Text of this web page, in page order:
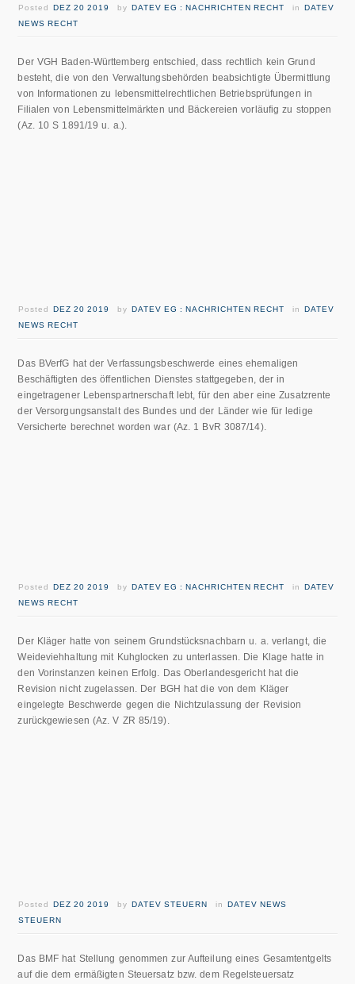
PostedDEZ 20 2019 byDATEV EG : NACHRICHTEN RECHT inDATEV
NEWS RECHT
Der VGH Baden-Württemberg entschied, dass rechtlich kein Grund
besteht, die von den Verwaltungsbehörden beabsichtigte Übermittlung
von Informationen zu lebensmittelrechtlichen Betriebsprüfungen in
Filialen von Lebensmittelmärkten und Bäckereien vorläufig zu stoppen
(Az. 10 S 1891/19 u. a.).
PostedDEZ 20 2019 byDATEV EG : NACHRICHTEN RECHT inDATEV
NEWS RECHT
Das BVerfG hat der Verfassungsbeschwerde eines ehemaligen
Beschäftigten des öffentlichen Dienstes stattgegeben, der in
eingetragener Lebenspartnerschaft lebt, für den aber eine Zusatzrente
der Versorgungsanstalt des Bundes und der Länder wie für ledige
Versicherte berechnet worden war (Az. 1 BvR 3087/14).
PostedDEZ 20 2019 byDATEV EG : NACHRICHTEN RECHT inDATEV
NEWS RECHT
Der Kläger hatte von seinem Grundstücksnachbarn u. a. verlangt, die
Weideviehhaltung mit Kuhglocken zu unterlassen. Die Klage hatte in
den Vorinstanzen keinen Erfolg. Das Oberlandesgericht hat die
Revision nicht zugelassen. Der BGH hat die von dem Kläger
eingelegte Beschwerde gegen die Nichtzulassung der Revision
zurückgewiesen (Az. V ZR 85/19).
PostedDEZ 20 2019 byDATEV STEUERN inDATEV NEWS
STEUERN
Das BMF hat Stellung genommen zur Aufteilung eines Gesamtentgelts
auf die dem ermäßigten Steuersatz bzw. dem Regelsteuersatz